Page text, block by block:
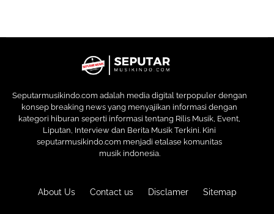
Seputarmusikindo.com adalah media digital terpopuler dengan
konsep breaking news yang menyajikan informasi dengan
kategori hiburan seperti informasi tentang Rilis Musik, Event,
Liputan, Interview dan Berita Musik Terkini. Kini
seputarmusikindo.com menjadi etalase komunitas
musik indonesia.
About Us Contact us Disclamer Sitemap